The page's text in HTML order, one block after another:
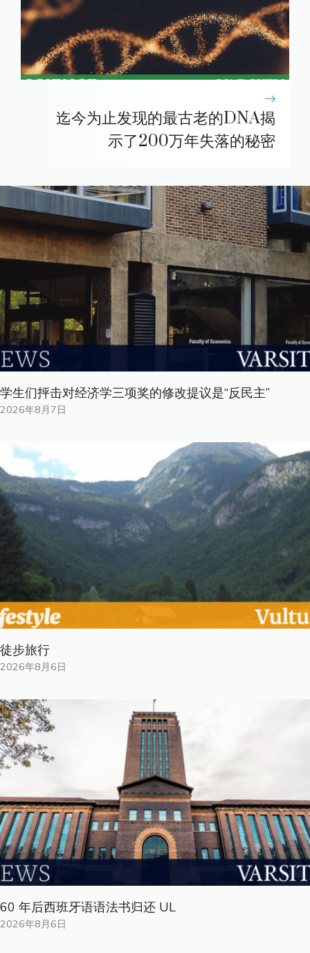
迄今为止发现的最古老的DNA揭
示了200万年失落的秘密
学生们抨击对经济学三项奖的修改提议是“反民主”
2026年8月7日
徒步旅行
2026年8月6日
60 年后西班牙语语法书归还 UL
2026年8月6日